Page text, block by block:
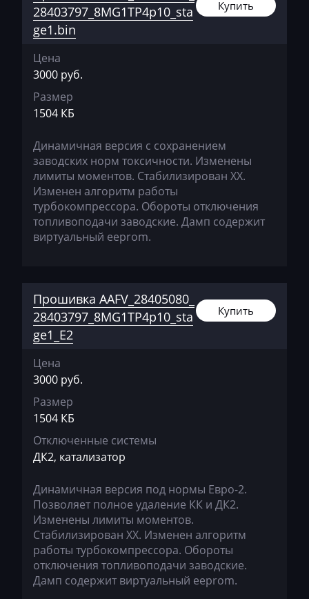
Bajaj
Basak
Bauer
BAW
Belgee
Bell
Bentley
BMW
BobCat
Buhler
BYD
Camc
Case
Caterpillar
CFMoto
Challenger
Changan
Changhe
Chery
Chevrolet
Delphi MT80
Delphi MT95.1
28403797_8MG1TP4p10_sta
ge1.bin
Купить
Цена
3000 руб.
Размер
1504 КБ
Динамичная версия с сохранением
заводских норм токсичности. Изменены
лимиты моментов. Стабилизирован ХХ.
Изменен алгоритм работы
турбокомпрессора. Обороты отключения
топливоподачи заводские. Дамп содержит
виртуальный eeprom.
Прошивка AAFV_28405080_
28403797_8MG1TP4p10_sta
ge1_E2
Купить
Цена
3000 руб.
Размер
1504 КБ
Отключенные системы
ДК2, катализатор
Динамичная версия под нормы Евро-2.
Позволяет полное удаление КК и ДК2.
Изменены лимиты моментов.
Стабилизирован ХХ. Изменен алгоритм
работы турбокомпрессора. Обороты
отключения топливоподачи заводские.
Дамп содержит виртуальный eeprom.